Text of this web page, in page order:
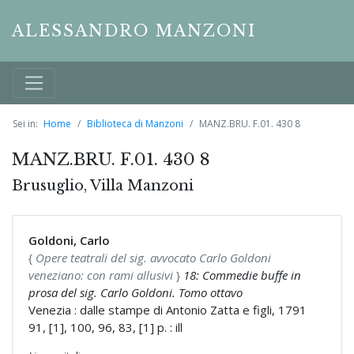
ALESSANDRO MANZONI
Sei in: Home Biblioteca di Manzoni MANZ.BRU. F.01. 430 8
MANZ.BRU. F.01. 430 8
Brusuglio, Villa Manzoni
Goldoni, Carlo
{ Opere teatrali del sig. avvocato Carlo Goldoni
veneziano: con rami allusivi } 18: Commedie buffe in
prosa del sig. Carlo Goldoni. Tomo ottavo
Venezia : dalle stampe di Antonio Zatta e figli, 1791
91, [1], 100, 96, 83, [1] p. : ill